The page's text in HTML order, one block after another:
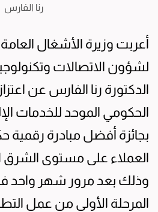
رنا الفارس
أعربت وزيرة الأشغال العامة
لشؤون الاتصالات
الدكتورة رنا الفارس عن
الحكومي الموحد للخدمات
بجائزة أفضل مبادرة رقمية
وذلك بعد مرور شهر واحد
المرحلة الأولى من عمل